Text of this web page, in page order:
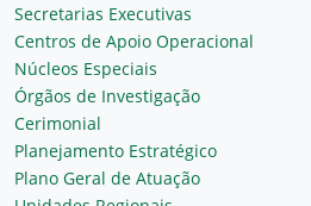
Secretarias Executivas
Centros de Apoio Operacional
Núcleos Especiais
Órgãos de Investigação
Cerimonial
Planejamento Estratégico
Plano Geral de Atuação